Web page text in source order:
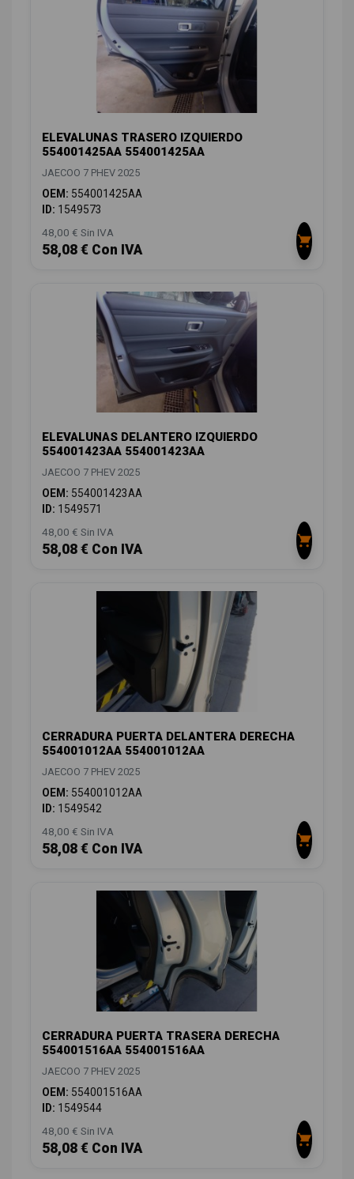
ELEVALUNAS TRASERO IZQUIERDO
554001425AA 554001425AA
JAECOO 7 PHEV 2025
OEM: 554001425AA
ID: 1549573
48,00 € Sin IVA
58,08 € Con IVA
ELEVALUNAS DELANTERO IZQUIERDO
554001423AA 554001423AA
JAECOO 7 PHEV 2025
OEM: 554001423AA
ID: 1549571
48,00 € Sin IVA
58,08 € Con IVA
CERRADURA PUERTA DELANTERA DERECHA
554001012AA 554001012AA
JAECOO 7 PHEV 2025
OEM: 554001012AA
ID: 1549542
48,00 € Sin IVA
58,08 € Con IVA
CERRADURA PUERTA TRASERA DERECHA
554001516AA 554001516AA
JAECOO 7 PHEV 2025
OEM: 554001516AA
ID: 1549544
48,00 € Sin IVA
58,08 € Con IVA